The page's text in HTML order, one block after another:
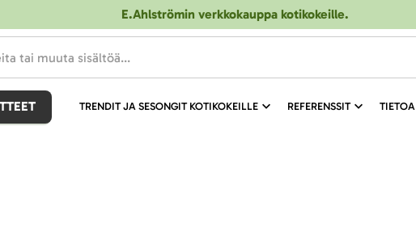
E.Ahlströmin verkkokauppa kotikokeille.
TRENDIT JA SESONGIT KOTIKOKEILLE REFERENSSIT